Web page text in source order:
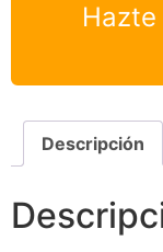
Descripción